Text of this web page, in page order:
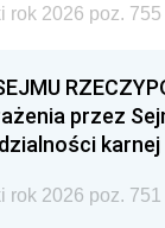
rok 2026 poz. 755
przez
rok 2026 poz. 751